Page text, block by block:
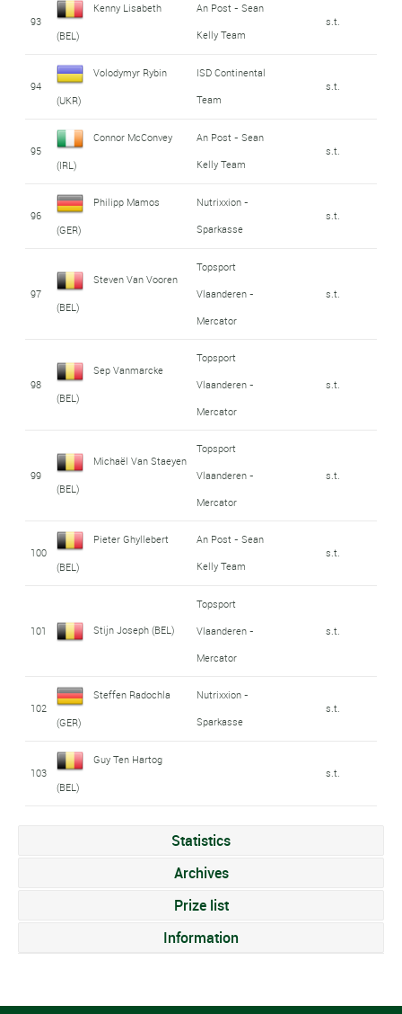
93
Kenny Lisabeth
(BEL)
An Post - Sean
Kelly Team
s.t.
94
Volodymyr Rybin
(UKR)
ISD Continental
Team
s.t.
95
Connor McConvey
(IRL)
An Post - Sean
Kelly Team
s.t.
96
Philipp Mamos
(GER)
Nutrixxion -
Sparkasse
s.t.
97
Steven Van Vooren
(BEL)
Topsport
Vlaanderen -
Mercator
s.t.
98
Sep Vanmarcke
(BEL)
Topsport
Vlaanderen -
Mercator
s.t.
99
Michaël Van Staeyen
(BEL)
Topsport
Vlaanderen -
Mercator
s.t.
100
Pieter Ghyllebert
(BEL)
An Post - Sean
Kelly Team
s.t.
101 Stijn Joseph (BEL)
Topsport
Vlaanderen -
Mercator
s.t.
102
Steffen Radochla
(GER)
Nutrixxion -
Sparkasse
s.t.
103
Guy Ten Hartog
(BEL)
s.t.
Statistics
Archives
Prize list
Information